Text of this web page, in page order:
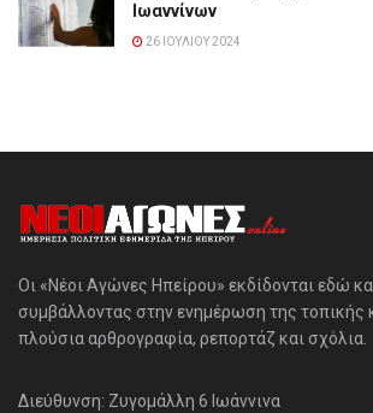
Ιωαννίνων
26 ΙΟΥΛΊΟΥ 2024
Οι «Νέοι Αγώνες Ηπείρου» εκδίδονται εδώ
συμβάλλοντας στην ενημέρωση της τοπικής
πλούσια αρθρογραφία, ρεπορτάζ και σχόλια.
Διεύθυνση: Ζυγομάλλη 6 Ιωάννινα